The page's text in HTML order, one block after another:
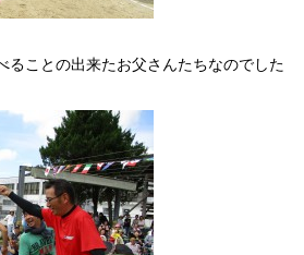
ることの出来たお父さんたちなのでした